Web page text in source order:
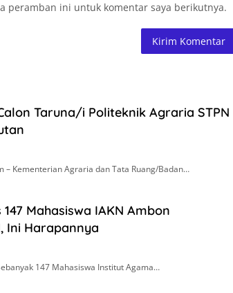
peramban ini untuk komentar saya berikutnya.
Taruna/i Politeknik Agraria STPN
– Kementerian Agraria dan Tata Ruang/Badan…
Mahasiswa IAKN Ambon
Ini Harapannya
147 Mahasiswa Institut Agama…